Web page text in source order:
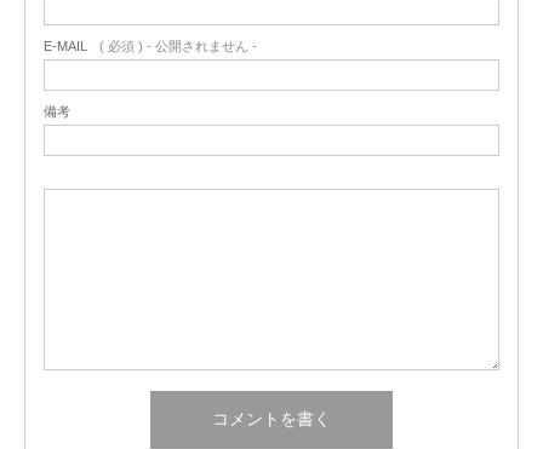
E-MAIL ( 必須 ) - 公開されません -
備考